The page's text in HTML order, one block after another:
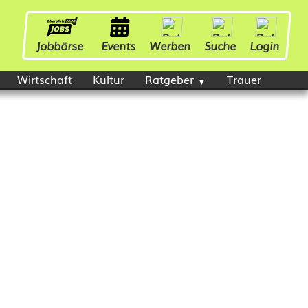
Jobbörse Events Werben Suche Login
Wirtschaft Kultur Ratgeber Trauer